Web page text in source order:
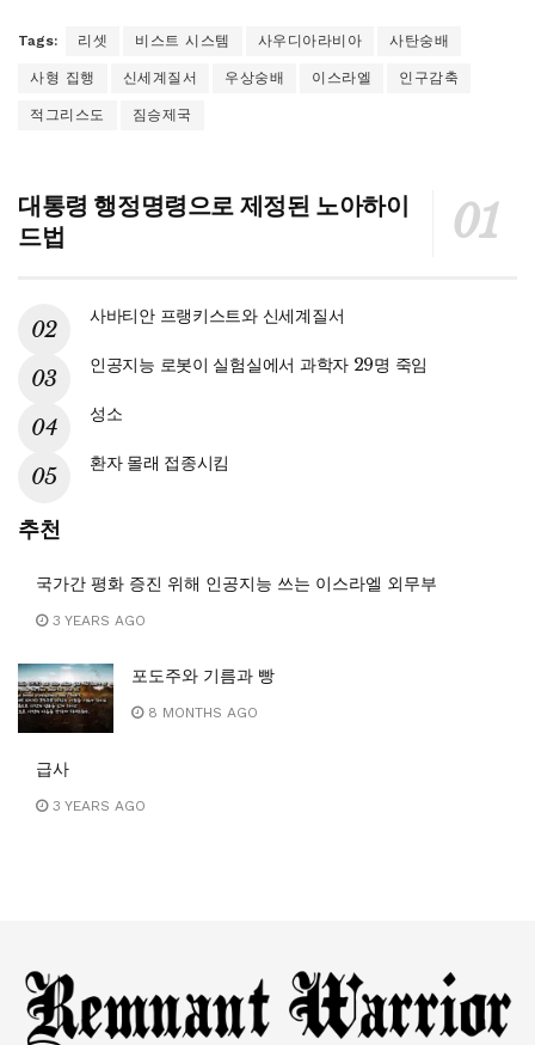
Tags: 리셋 비스트 시스템 사우디아라비아 사탄숭배
사형 집행 신세계질서 우상숭배 이스라엘 인구감축
적그리스도 짐승제국
대통령 행정명령으로 제정된 노아하이
드법
사바티안 프랭키스트와 신세계질서
인공지능 로봇이 실험실에서 과학자 29명 죽임
성소
환자 몰래 접종시킴
추천
국가간 평화 증진 위해 인공지능 쓰는 이스라엘 외무부
3 YEARS AGO
포도주와 기름과 빵
8 MONTHS AGO
급사
3 YEARS AGO